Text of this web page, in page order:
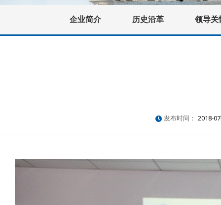
企业简介 历史沿革 领导关
发布时间： 2018-